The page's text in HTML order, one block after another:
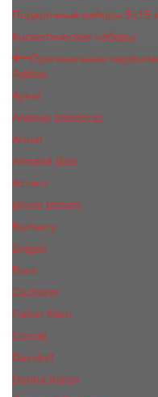
Подарочные наборы 5x15
Косметические наборы
Оригинальная
Adidas
Ajmal
Antonio Banderas
Armaf
Armand Basi
Azzaro
Bruno Banani
Burberry
Bvlgari
Boss
Cacharel
Calvin Klein
Cerruti
Davidoff
Donna Karan